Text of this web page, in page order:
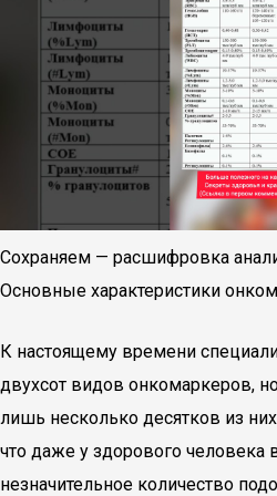
Сохраняем — расшифровка
Основные характеристики
К настоящему времени
двухсот видов онкомаркеров,
лишь несколько десятков из
что даже у здорового человека
незначительное количество